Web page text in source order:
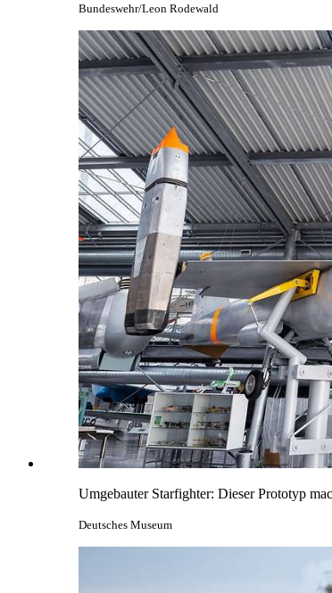
Bundeswehr/Leon Rodewald
Umgebauter Starfighter: Dieser Prototyp
Deutsches Museum